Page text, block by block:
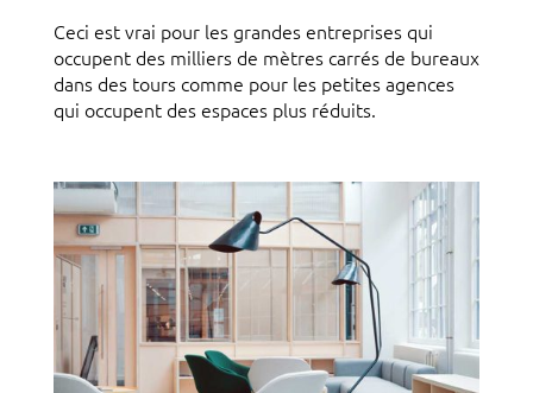
Ceci est vrai pour les grandes entreprises qui
occupent des milliers de mètres carrés de bureaux
dans des tours comme pour les petites agences
qui occupent des espaces plus réduits.